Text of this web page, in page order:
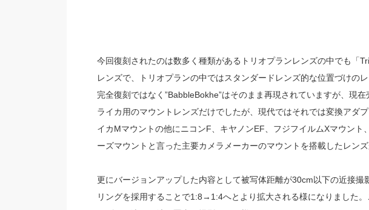
今回復刻されたのは数多く種類があるトリオプランレンズの中でも「
レンズで、トリオプランの中ではスタンダードレンズ的な位置づけの
完全復刻ではなく”BabbleBokhe”はそのまま再現されていますが、現
ライカ用のマウントレンズだけでしたが、現代ではそれでは変換アダ
イカMマウントの他にニコンF、キヤノンEF、フジフイルムXマウント
ーズマウントと言った主要カメラメーカーのマウントを搭載したレンズ
更にバージョンアップした内容として被写体距離が30cm以下の近接撮
リングを採用することで1:8→1:4へとより拡大される様になりました